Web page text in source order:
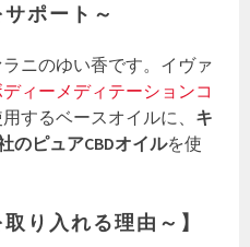
ポート～
ニのゆい香です。イヴァ
ディーメディテーションコ
するベースオイルに、 キ
のピュアCBDオイルを使
り入れる理由～】